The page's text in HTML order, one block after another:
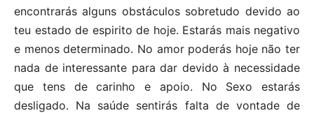
encontrarás alguns obstáculos sobretudo devido ao
teu estado de espirito de hoje. Estarás mais negativo
e menos determinado. No amor poderás hoje não ter
nada de interessante para dar devido à necessidade
que tens de carinho e apoio. No Sexo estarás
desligado. Na saúde sentirás falta de vontade de